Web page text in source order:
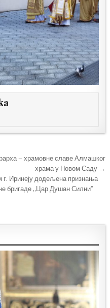
– храмовне славе Алмашког
храма у Новом Саду →
г. Иринеју додељена признања
бригаде „Цар Душан Силниˮ